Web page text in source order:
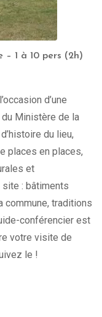
– 1 à 10 pers (2h)
d’une
Ministère de la
du lieu,
places en places,
et
: bâtiments
commune, traditions
conférencier est
votre visite de
le !